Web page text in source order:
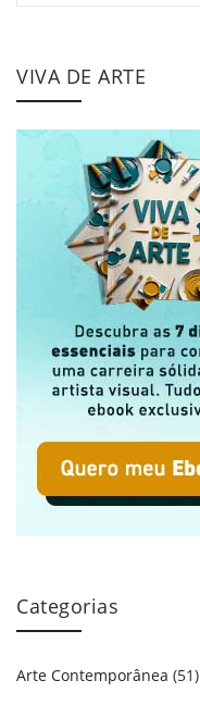
VIVA DE ARTE
Categorias
Arte Contemporânea (51)